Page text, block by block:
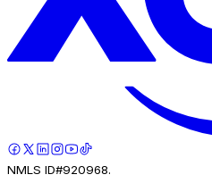
NMLS ID#920968.